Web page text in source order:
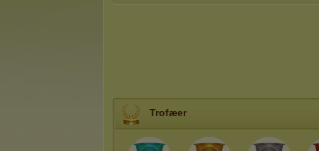
Trofæer